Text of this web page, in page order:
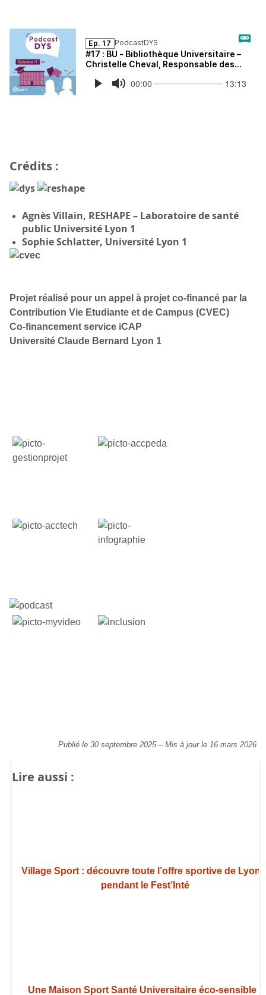
Crédits :
Agnès Villain, RESHAPE – Laboratoire de santé
public Université Lyon 1
Sophie Schlatter, Université Lyon 1
Projet réalisé pour un appel à projet co-financé par la
Contribution Vie Etudiante et de Campus (CVEC)
Co-financement service iCAP
Université Claude Bernard Lyon 1
Publié le 30 septembre 2025 – Mis à jour le 16 mars 2026
Lire aussi :
Village Sport : découvre toute l’offre sportive de Lyon
pendant le Fest’Inté
Une Maison Sport Santé Universitaire éco-sensible :